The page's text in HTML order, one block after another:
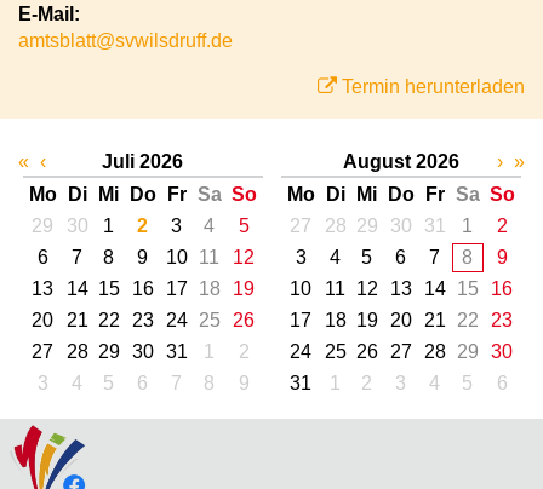
E-Mail:
amtsblatt@svwilsdruff.de
Termin herunterladen
« ‹
Juli 2026
Mo
Di Mi Do Fr Sa So
29
30 1 2 3 4
5
6
7 8 9 10 11
12
13
14 15 16 17 18
19
20
21 22 23 24 25
26
27
28 29 30 31 1
2
3
4 5 6 7 8 9
August 2026
Mo
Di Mi Do Fr Sa So
27
28 29 30 31 1
2
3
4 5 6 7 8
9
10
11 12 13 14 15
16
17
18 19 20 21 22
23
24
25 26 27 28 29
30
31
1 2 3 4 5 6
› »